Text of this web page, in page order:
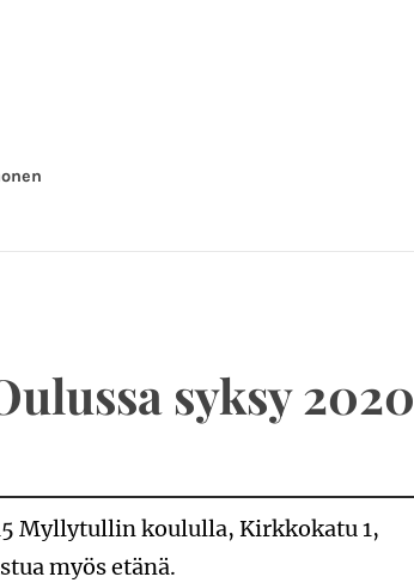
syksy 2020
Myllytullin koululla, Kirkkokatu 1,
myös etänä.